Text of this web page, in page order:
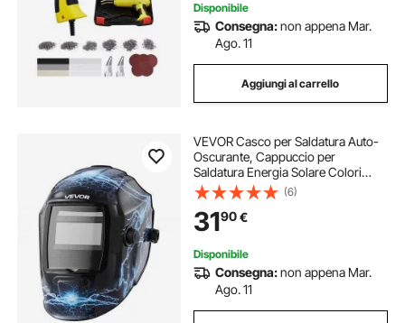
Disponibile
Consegna:non appena Mar.
Ago. 11
Aggiungi al carrello
VEVOR Casco per Saldatura Auto-
Oscurante, Cappuccio per
Saldatura Energia Solare Colori
Reali da 93 x 43 mm, 2 Sensori ad
Arco, Tonalità 4/9-13 per Molatura
TIG MIG ARC, Modello Fiamma Blu
(6)
3190€
Disponibile
Consegna:non appena Mar.
Ago. 11